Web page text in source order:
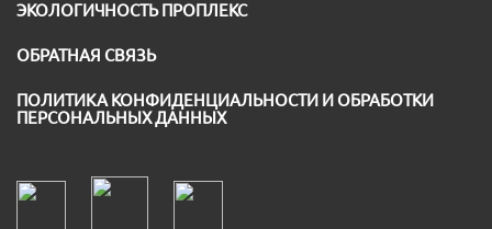
ЭКОЛОГИЧНОСТЬ ПРОПЛЕКС
ОБРАТНАЯ СВЯЗЬ
ПОЛИТИКА КОНФИДЕНЦИАЛЬНОСТИ И ОБРАБОТКИ
ПЕРСОНАЛЬНЫХ ДАННЫХ